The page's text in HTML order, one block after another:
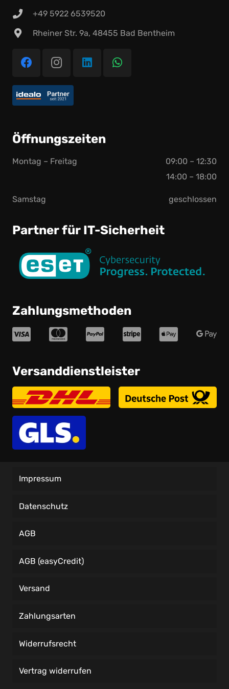
+49 5922 6539520
Rheiner Str. 9a, 48455 Bad Bentheim
Öffnungszeiten
Montag – Freitag
09:00 – 12:30
14:00 – 18:00
Samstag geschlossen
Partner für IT-Sicherheit
Zahlungsmethoden
Versanddienstleister
Impressum
Datenschutz
AGB
AGB (easyCredit)
Versand
Zahlungsarten
Widerrufsrecht
Vertrag widerrufen